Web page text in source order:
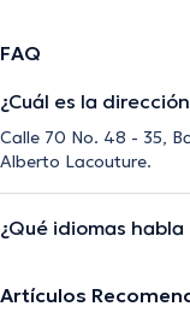
FAQ
¿Cuál es la
Calle 70 No. 48 - 35,
Alberto Lacouture.
¿Qué idiomas
Artículos